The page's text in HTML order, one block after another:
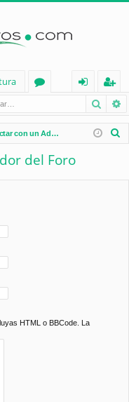
os
nt
ifi
eg
ist
ra
Contactar con un Administrador del Foro
c
del Foro
HTML o BBCode. La